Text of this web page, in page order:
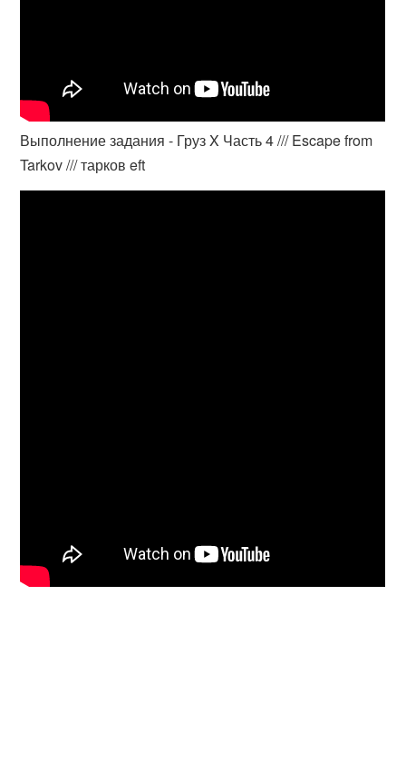
Выполнение задания - Груз X Часть 4 /// Escape from
Tarkov /// тарков eft